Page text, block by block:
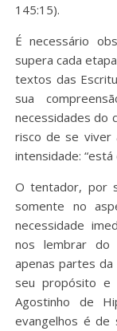
145:15).
É necessário
supera cada
textos das
sua
necessidades do
risco de se viver
intensidade: “está
O tentador, por
somente no
necessidade
nos lembrar do
apenas partes da
seu propósito e
Agostinho de
evangelhos é de